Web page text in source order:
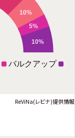
10%
5%
10%
バルクアップ
ReViNa(レビナ)提供情報